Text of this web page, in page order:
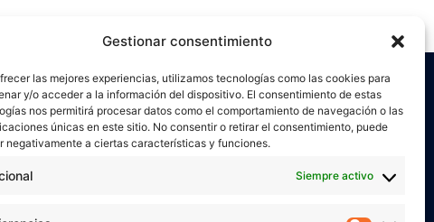
Gestionar consentimiento
las mejores experiencias, utilizamos tecnologías como las cookies para
y/o acceder a la información del dispositivo. El consentimiento de estas
nos permitirá procesar datos como el comportamiento de navegación o las
únicas en este sitio. No consentir o retirar el consentimiento, puede
negativamente a ciertas características y funciones.
Siempre activo
por
licencia de
NoComercial 4.0 Internacional